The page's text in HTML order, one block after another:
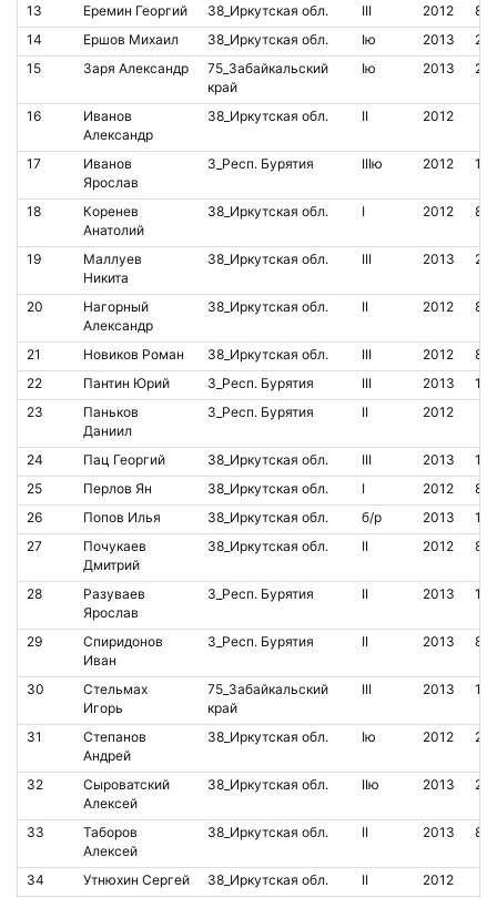
13
Еремин Георгий 38_Иркутская обл. III 2012
14
Ершов Михаил 38_Иркутская обл. Iю 2013
15
Заря Александр
75_Забайкальский
край
Iю 2013
16
Иванов
Александр
38_Иркутская обл. II 2012
17
Иванов
Ярослав
3_Респ. Бурятия IIIю 2012
18
Коренев
Анатолий
38_Иркутская обл. I 2012
19
Маллуев
Никита
38_Иркутская обл. III 2013
20
Нагорный
Александр
38_Иркутская обл. II 2012
21 Новиков Роман 38_Иркутская обл. III 2012
22
Пантин Юрий 3_Респ. Бурятия III 2013
23
Паньков
Даниил
3_Респ. Бурятия II 2012
24 Пац Георгий 38_Иркутская обл. III 2013
25
Перлов Ян 38_Иркутская обл. I 2012
26
Попов Илья 38_Иркутская обл. б/р 2013
27
Почукаев
Дмитрий
38_Иркутская обл. II 2012
28
Разуваев
Ярослав
3_Респ. Бурятия II 2013
29
Спиридонов
Иван
3_Респ. Бурятия II 2013
30
Стельмах
Игорь
75_Забайкальский
край
III 2013
31
Степанов
Андрей
38_Иркутская обл. Iю 2012
32
Сыроватский
Алексей
38_Иркутская обл. IIю 2013
33
Таборов
Алексей
38_Иркутская обл. II 2013
34 Утнюхин Сергей 38_Иркутская обл. II
2012